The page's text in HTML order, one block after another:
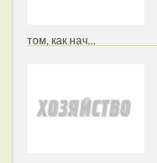
том, как нач...